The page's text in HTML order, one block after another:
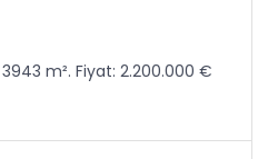
m². Fiyat: 2.200.000 €